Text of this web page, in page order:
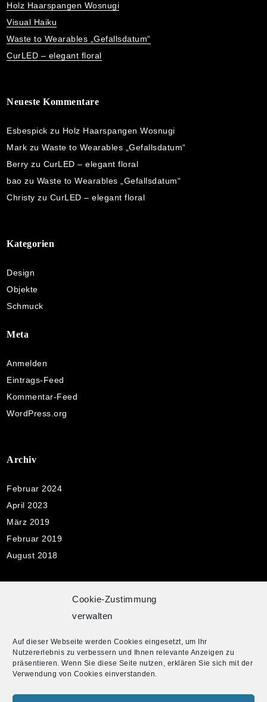
Cookie-Zustimmung
verwalten
Auf dieser Webseite werden Cookies eingesetzt, um Ihr
Nutzererlebnis zu verbessern und Ihnen relevante Anzeigen zu
präsentieren. Wenn Sie diese Seite nutzen, erklären Sie sich mit der
Verwendung von Cookies einverstanden.
Holz Haarspangen Wosnugi
Visual Haiku
Waste to Wearables „Gefallsdatum“
CurLED – elegant floral
Neueste Kommentare
Esbespick zu Holz Haarspangen Wosnugi
Mark zuWaste to Wearables „Gefallsdatum“
Berry zu CurLED – elegant floral
bao zu Waste to Wearables „Gefallsdatum“
Christy zu CurLED – elegant floral
Kategorien
Design
Objekte
Schmuck
Meta
Anmelden
Eintrags-Feed
Kommentar-Feed
WordPress.org
Archiv
Februar 2024
April 2023
März 2019
Februar 2019
August 2018
Datenschutzerklärung
Cookie-Richtlinie